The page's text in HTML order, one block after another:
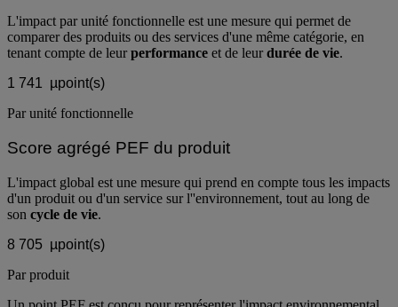
L'impact par unité fonctionnelle est une mesure qui permet de
comparer des produits ou des services d'une même catégorie, en
tenant compte de leurperformance et de leurdurée de vie.
1 741 µpoint(s)
Par unité fonctionnelle
Score agrégé PEF du produit
L'impact global est une mesure qui prend en compte tous les impacts
d'un produit ou d'un service sur l''environnement, tout au long de
son cycle de vie.
8 705 µpoint(s)
Par produit